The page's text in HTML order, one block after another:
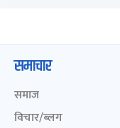
समाचार
समाज
विचार/ब्लग